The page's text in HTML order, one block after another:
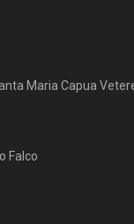
Maria Capua
Falco